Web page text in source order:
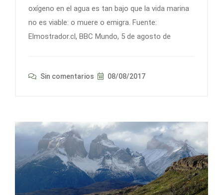
oxígeno en el agua es tan bajo que la vida marina
no es viable: o muere o emigra. Fuente:
Elmostrador.cl, BBC Mundo, 5 de agosto de
Sin comentarios 08/08/2017